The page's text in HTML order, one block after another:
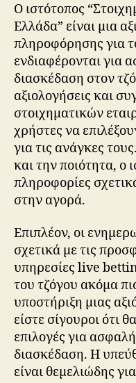
Ο ιστότοπος
Ελλάδα” είναι μια
πληροφόρησης για
ενδιαφέρονται για
διασκέδαση στον
αξιολογήσεις και
στοιχηματικών
χρήστες να
για τις ανάγκες
και την ποιότητα, ο
πληροφορίες
στην αγορά.
Επιπλέον, οι
σχετικά με τις
υπηρεσίες live
του τζόγου ακόμα
υποστήριξη μιας
είστε σίγουροι ότι
επιλογές για
διασκέδαση. Η
είναι θεμελιώδης